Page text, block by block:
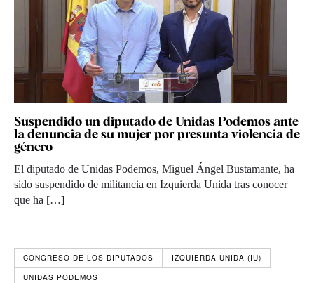
Suspendido un diputado de Unidas Podemos ante
la denuncia de su mujer por presunta violencia de
género
El diputado de Unidas Podemos, Miguel Ángel Bustamante, ha
sido suspendido de militancia en Izquierda Unida tras conocer
que ha […]
CONGRESO DE LOS DIPUTADOS
IZQUIERDA UNIDA (IU)
UNIDAS PODEMOS